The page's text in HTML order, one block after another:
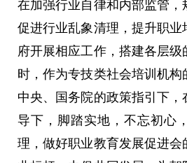
在加强行业自律和内部监管，
促进行业乱象清理，提升职业
府开展相应工作，搭建各层
时，作为专技类社会培训机
中央、国务院的政策指引下
导下，脚踏实地，不忘初心
理，做好职业教育发展促进